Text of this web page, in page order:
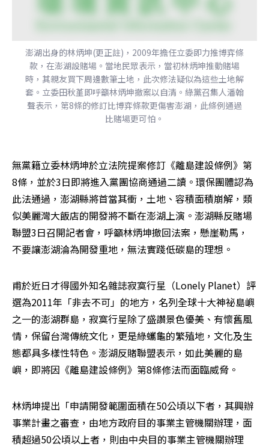
澎湖出身的林炳坤(更正註)，2009年擔任立委即力推博弈條
款，在澎湖設賭場。當地民眾表示，當初林炳坤推動賭場
時，其親友買下周邊數筆土地，此次修法疑似為這些土地解
套。立委田秋堇即呼籲林炳坤撤案以自清。綠黨召集人潘翰
聲表示，第8條的修訂比博弈條款更傷害澎湖，此條例通過
比賭場更可怕。
無黨籍立委林炳坤於立法院提案修訂《離島建設條例》第
8條，並於3日即將進入黨團協商通過二讀。環保團體認為
此法通過，澎湖縣將首當其衝，土地、容積面積崩解，類
似美麗灣大飯店的開發將不斷在澎湖上演。澎湖縣反賭場
聯盟3日召開記者會，呼籲林炳坤撤回法案，懸崖勒馬，
不要讓澎湖淪為開發重地，無法實踐低碳島的理想。
甫於近日才得國外知名雜誌寂寞行星（Lonely Planet）評
選為2011年「非去不可」的地方，名列全球十大神祕島嶼
之一的澎湖群島，寂寞行星除了盛讚景色優美、有懷舊風
情，保留台灣傳統文化，更是綠蠵龜的繁殖地，文化及生
態都具多樣性特色。澎湖反賭聯盟表示，如此美麗的島
嶼，即將因《離島建設條例》第8條修法而面臨威脅。
林炳坤提出「申請開發範圍面積在50公頃以下者，其興辦
事業計畫之審查，由地方政府目的事業主管機關辦理，面
積超過50公頃以上者，則由中央目的事業主管機關辦理